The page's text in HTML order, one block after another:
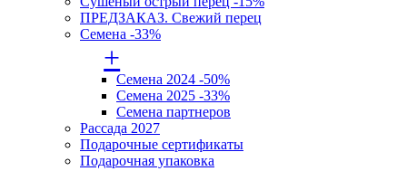
ПРЕДЗАКАЗ. Свежий перец
Семена -33%
+
Семена 2024 -50%
Семена 2025 -33%
Семена партнеров
Рассада 2027
Подарочные сертификаты
Подарочная упаковка